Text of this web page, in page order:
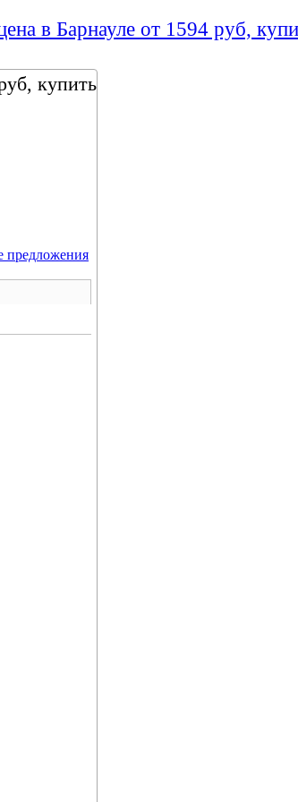
в Барнауле от 1594 руб,
купить
предложения